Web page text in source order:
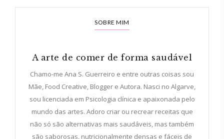
SOBRE MIM
A arte de comer de forma saudável
Chamo-me Ana S. Guerreiro e entre outras coisas sou
Mãe, Food Creative, Blogger e Autora. Nasci no Algarve,
sou licenciada em Psicologia clínica e apaixonada pelo
mundo das artes. Adoro criar ou recrear receitas que
não só são alternativas mais saudáveis, mas também
são saborosas, nutricionalmente densas e fáceis de